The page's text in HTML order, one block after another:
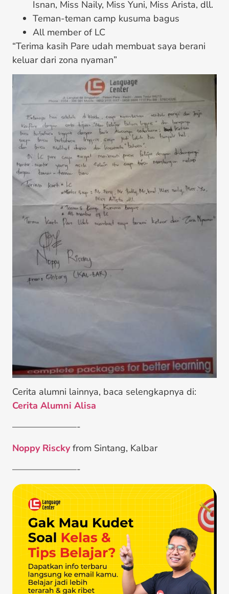
Isnan, Miss Naily, Miss Yuni, Miss Arista, dll.
Teman-teman camp kusuma bagus
All member of LC
“Terima kasih Pare udah membuat saya berani
keluar dari zona nyaman”
Cerita alumni lainnya, baca selengkapnya di:
Cerita Alumni Alisa
———————-
Noppy Risckyfrom Sintang, Kalbar
———————-